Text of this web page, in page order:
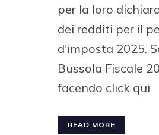
per la loro
dei redditi per il
d'imposta 2025.
Bussola Fiscale
facendo click
READ MORE